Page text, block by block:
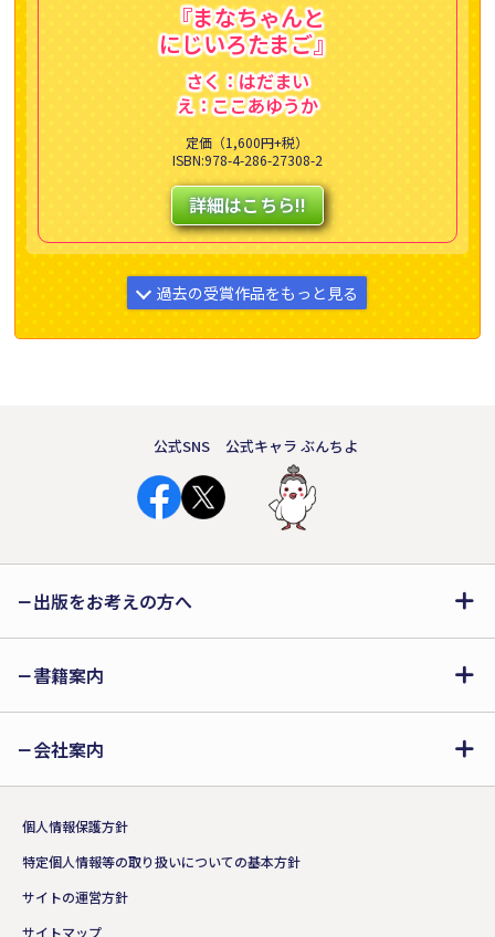
『まなちゃんと
にじいろたまご』
さく：はだまい
え：ここあゆうか
定価（1,600円+税）
ISBN:978-4-286-27308-2
詳細はこちら!!
過去の受賞作品をもっと見る
絵本部門 大賞受賞作品
nariyuki
公式SNS 公式キャラ ぶんちよ
出版をお考えの方へ
書籍案内
会社案内
個人情報保護方針
特定個人情報等の取り扱いについての基本方針
サイトの運営方針
サイトマップ